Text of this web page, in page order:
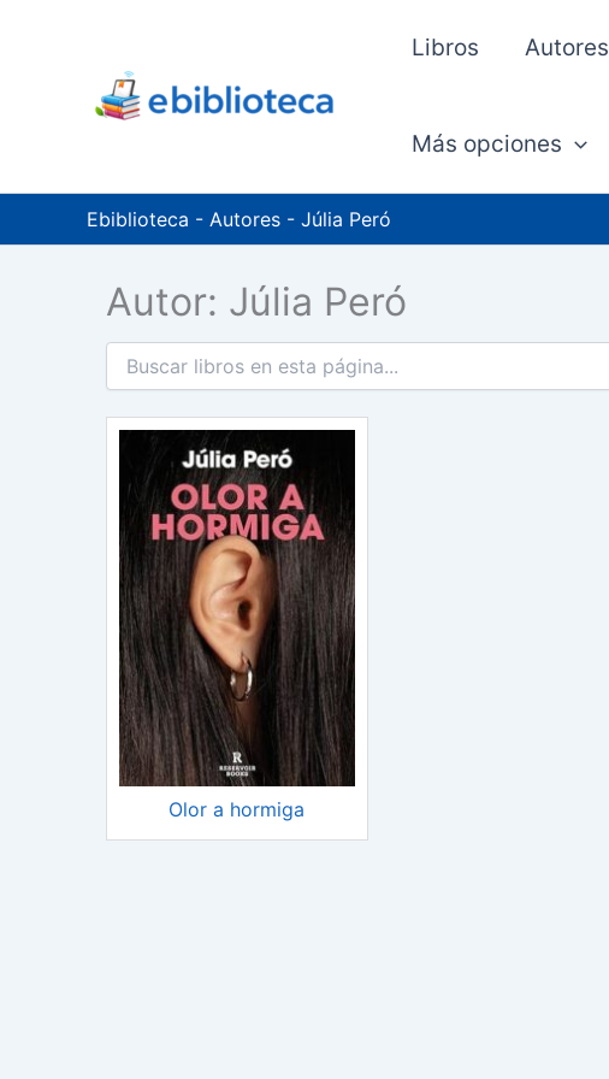
Libros Autores
Más opciones
Ebiblioteca - Autores - Júlia Peró
Autor: Júlia Peró
Olor a hormiga